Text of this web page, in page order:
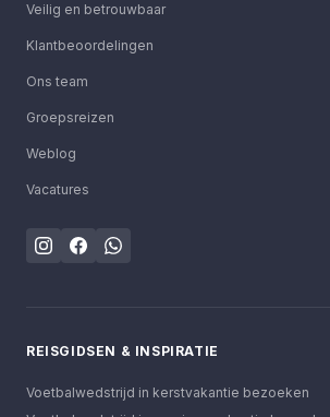
Veilig en betrouwbaar
Klantbeoordelingen
Ons team
Groepsreizen
Weblog
Vacatures
REISGIDSEN & INSPIRATIE
Voetbalwedstrijd in kerstvakantie bezoeken